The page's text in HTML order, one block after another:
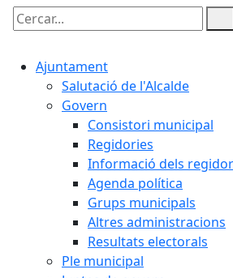
Cercar:
Ajuntament
Salutació de l'Alcalde
Govern
Consistori municipal
Regidories
Informació dels
Agenda política
Grups municipals
Altres administracions
Resultats electorals
Ple municipal